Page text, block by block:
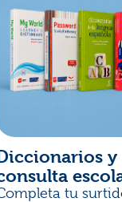
y
tu